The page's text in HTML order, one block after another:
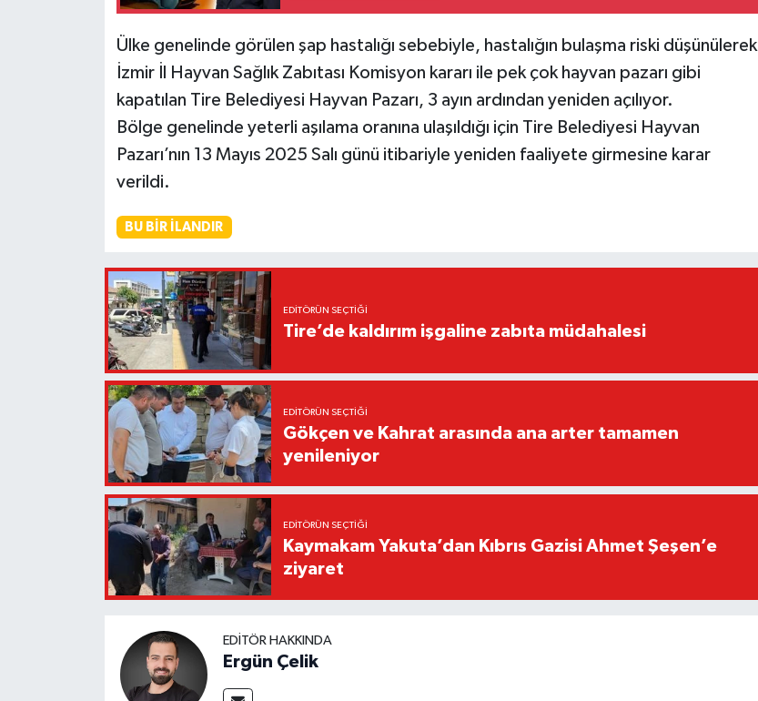
Ülke genelinde görülen şap hastalığı sebebiyle, hastalığın bulaşma riski düşünülerek
İzmir İl Hayvan Sağlık Zabıtası Komisyon kararı ile pek çok hayvan pazarı gibi
kapatılan Tire Belediyesi Hayvan Pazarı, 3 ayın ardından yeniden açılıyor.
Bölge genelinde yeterli aşılama oranına ulaşıldığı için Tire Belediyesi Hayvan
Pazarı’nın 13 Mayıs 2025 Salı günü itibariyle yeniden faaliyete girmesine karar
verildi.
BU BIR İLANDIR
EDITÖRÜN SEÇTIĞI
Tire’de kaldırım işgaline zabıta müdahalesi
EDITÖRÜN SEÇTIĞI
Gökçen ve Kahrat arasında ana arter tamamen
yenileniyor
EDITÖRÜN SEÇTIĞI
Kaymakam Yakuta’dan Kıbrıs Gazisi Ahmet Şeşen’e
ziyaret
EDITÖR HAKKINDA
Ergün Çelik